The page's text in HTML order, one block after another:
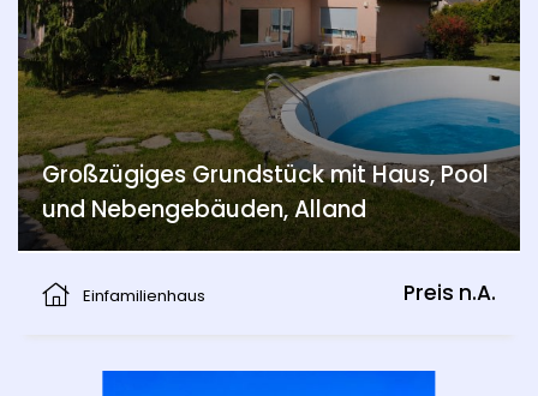
Großzügiges Grundstück mit Haus, Pool
und Nebengebäuden, Alland
Einfamilienhaus
Preis n.A.